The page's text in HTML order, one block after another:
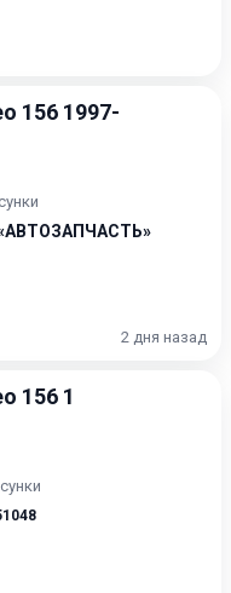
156 1997-
2 дня назад
156 1